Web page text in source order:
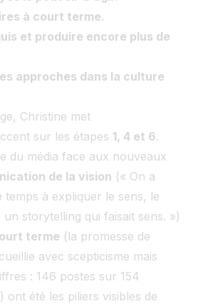
à court terme.
et produire encore plus de
approches dans la culture
Christine met
sur les étapes 1, 4 et 6.
du média face aux nouveaux
de la vision (« On a
temps à expliquer le sens, le
storytelling qui faisait sens. »)
terme (la promesse de
avec scepticisme mais
: 146 postes sur 154
ont été les piliers visibles de